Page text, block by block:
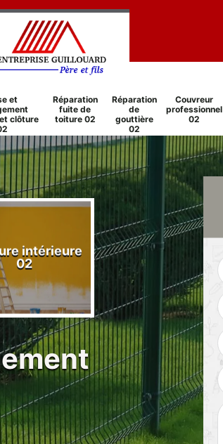
et
clôture
Réparation
fuite de
toiture 02
Réparation
de
gouttière
02
Couvreur
professionnel
02
intérieure
02
Réparation
cheminée 02